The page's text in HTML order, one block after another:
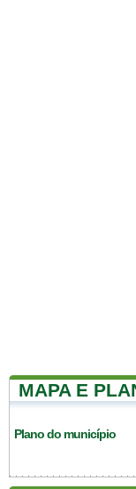
MAPA E
Plano do município